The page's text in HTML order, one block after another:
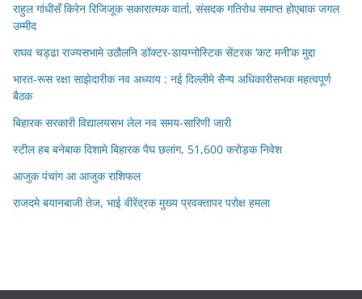
राहुल गांधीसँ किरेन रिजिजूक सकारात्मक वार्ता, संसदक गतिरोध समाप्त होएबाक जगल
उम्मीद
राघव चड्ढा राज्यसभामे उठौलनि डॉक्टर-डायग्नोस्टिक सेंटरक ‘कट मनी’क मुद्दा
भारत-रूस रक्षा साझेदारीक नव अध्याय : नई दिल्लीमे सैन्य अधिकारीसभक महत्वपूर्ण
बैठक
बिहारक सरकारी विद्यालयसभ लेल नव समय-सारिणी जारी
स्टील हब बनेबाक दिशामे बिहारक पैघ छलांग, 51,600 करोड़क निवेश
आजुक पंचांग आ आजुक राशिफल
राजदमे बयानबाजी तेज, भाई वीरेंद्रक मुख्य प्रवक्तापर परोक्ष हमला